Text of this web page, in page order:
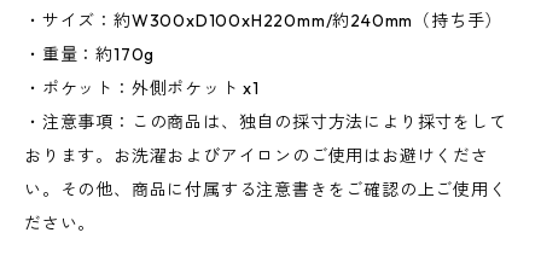
・サイズ：約W300xD100xH220mm/約240mm（持ち手）
・重量：約170g
・ポケット：外側ポケット x1
・注意事項：この商品は、独自の採寸方法により採寸をして
おります。お洗濯およびアイロンのご使用はお避けくださ
い。その他、商品に付属する注意書きをご確認の上ご使用く
ださい。